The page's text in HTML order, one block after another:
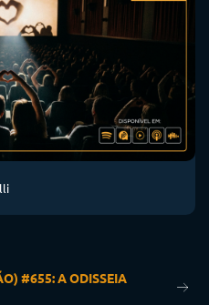
#655: A ODISSEIA